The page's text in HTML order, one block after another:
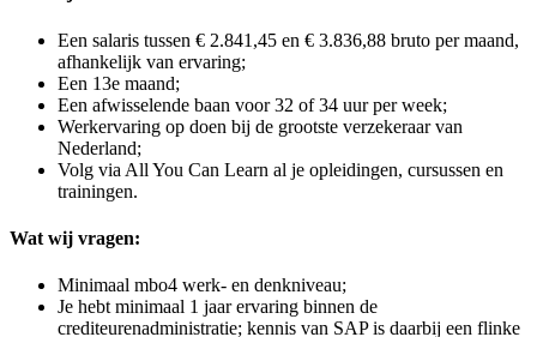
Een salaris tussen € 2.841,45 en € 3.836,88 bruto per maand,
afhankelijk van ervaring;
Een 13e maand;
Een afwisselende baan voor 32 of 34 uur per week;
Werkervaring op doen bij de grootste verzekeraar van
Nederland;
Volg via All You Can Learn al je opleidingen, cursussen en
trainingen.
Wat wij vragen:
Minimaal mbo4 werk- en denkniveau;
Je hebt minimaal 1 jaar ervaring binnen de
crediteurenadministratie; kennis van SAP is daarbij een flinke